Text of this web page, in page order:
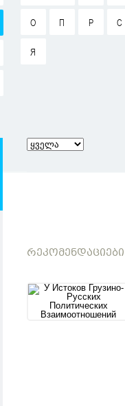
О П Р С
Я
ᲠᲔᲙᲝᲛᲔᲜᲓᲐᲪᲘᲔᲑᲘ